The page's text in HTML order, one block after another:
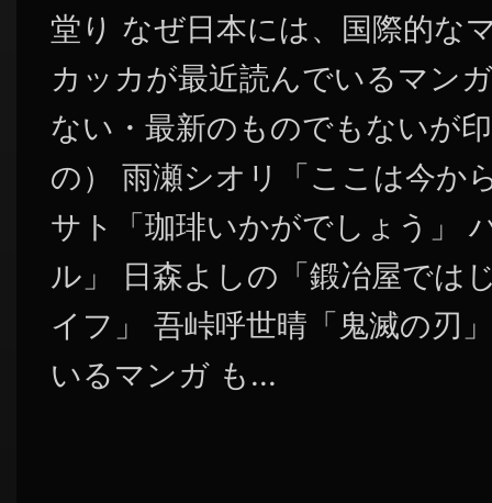
堂り なぜ日本には、国際的な
カッカが最近読んでいるマン
ない・最新のものでもないが
の） 雨瀬シオリ「ここは今か
サト「珈琲いかがでしょう」
ル」 日森よしの「鍛冶屋では
イフ」 吾峠呼世晴「鬼滅の刃
いるマンガ も...